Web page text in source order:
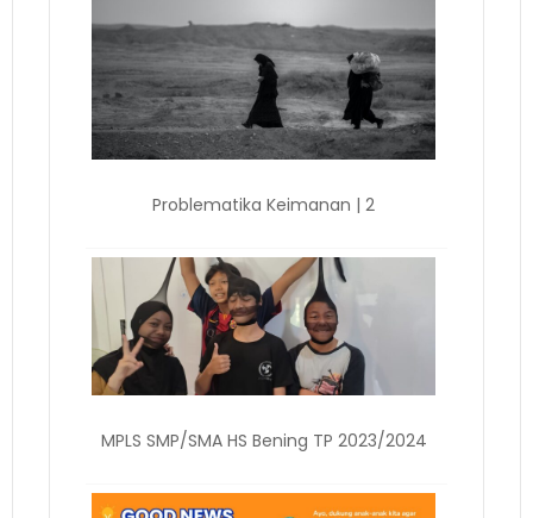
Problematika Keimanan | 2
MPLS SMP/SMA HS Bening TP 2023/2024